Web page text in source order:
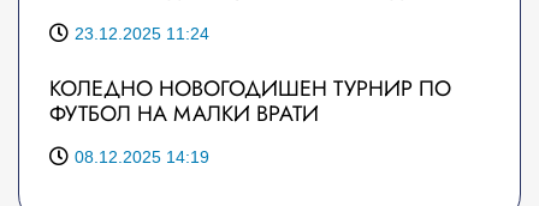
23.12.2025 11:24
КОЛЕДНО НОВОГОДИШЕН ТУРНИР ПО
ФУТБОЛ НА МАЛКИ ВРАТИ
08.12.2025 14:19